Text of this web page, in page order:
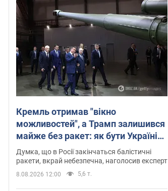
Кремль отримав "вікно
можливостей", а Трамп залишився
майже без ракет: як бути Україні?
Інтерв’ю з Мельником
Думка, що в Росії закінчаться балістичні
ракети, вкрай небезпечна, наголосив експерт
8.08.2026 12:00 5,6 т.